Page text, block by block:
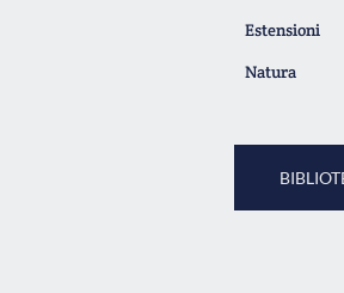
Estensioni
Natura